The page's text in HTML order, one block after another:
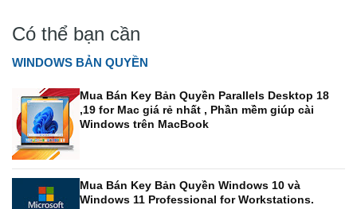
Có thể bạn cần
WINDOWS BẢN QUYỀN
Mua Bán Key Bản Quyền Parallels Desktop 18
,19 for Mac giá rẻ nhất , Phần mềm giúp cài
Windows trên MacBook
Mua Bán Key Bản Quyền Windows 10 và
Windows 11 Professional for Workstations.